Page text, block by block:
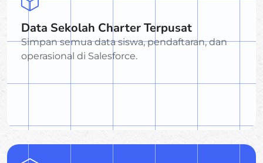
Data Sekolah Charter Terpusat
Simpan semua data siswa, pendaftaran, dan
operasional di Salesforce.